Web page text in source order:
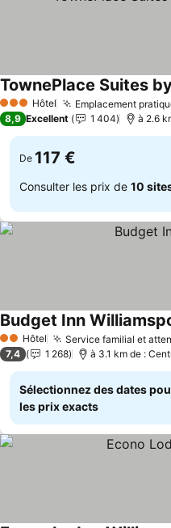
3 ÉtoilesHôtel Emplacement
TownePlace Suites
8,9 Excellent 1 404 à 2.6
De 117 €
Consulter les prix de 10
2 Étoiles
Hôtel Service familial et
Budget Inn
7,4 1 268 à 3.1 km de :
Sélectionnez des dates
les prix exacts